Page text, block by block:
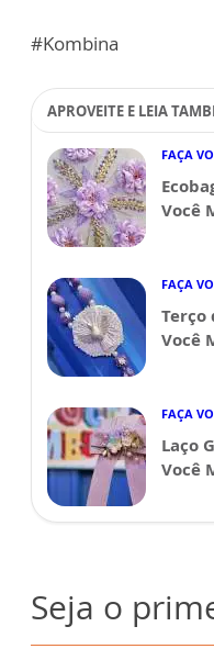
#Kombina
APROVEITE E LEIA
FAÇA
Você
FAÇA
Terço
Você
FAÇA
Laço
Você
Seja o